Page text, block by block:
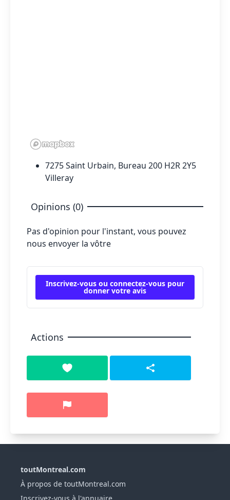
7275 Saint Urbain, Bureau 200 H2R 2Y5
Villeray
Opinions (0)
Pas d'opinion pour l'instant, vous pouvez
nous envoyer la vôtre
Inscrivez-vous ou connectez-vous pour
donner votre avis
Actions
toutMontreal.com
À propos de toutMontreal.com